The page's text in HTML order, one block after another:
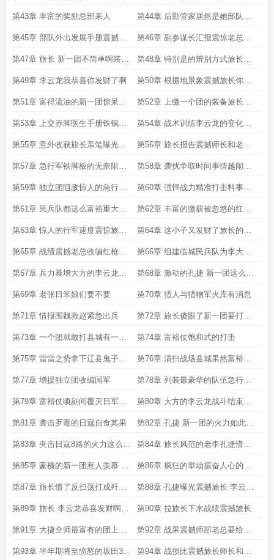
了战绩震撼副参谋长 联队盯上
第43章 丰富的奖励总部来人 第44章 后勤管家居然是她部队扩
编
第45章 部队外出发展手册震撼副
参谋长
第46章 副参谋长汇报震惊老总让
旅长去视察
第47章 旅长 新一团不简单啊装备
水平堪比中央军
第48章 特别是的辨别方式旅长傻
眼了我被缴械了
第49章 李云龙我恭喜你发财了啊 第50章 根据地景象震撼旅长你管
这叫一些机枪
第51章 富得流油的新一团惊呆旅
长
第52章 上缴一个团的装备旅长咱
老李想进步
第53章 上交赤脚医生手册铁锅炖
大鹅征服旅长
第54章 战术训练李云龙的变化刷
新旅长三观
第55章 意外收获旅长亲笔曝光李
云龙
第56章 旅长报告震撼师长和老总
两老的期待
第57章 急行军铁脚板的无奈阻击
破袭
第58章 袭扰争取时间事情越闹越
大了
第59章 独立团阻敌惊人的急行军
总攻开始
第60章 强悍战力精准打击料事如
神的李云龙
第61章 民兵队都这么富裕重大发
现
第62章 丰富的缴获被忽悠的红枪
会要加入
第63章 惊人的行军速度震惊旅长
刚夸完就惹事
第64章 这小子又发财了旅长的袒
护
第65章 战绩震撼老总收编红枪会
的契机李大本事来了
第66章 组建临城民兵队为李大本
事铺路孔捷到访
第67章 兵力暴增大方的李云龙孔
捷懵了
第68章 激动的孔捷 新一团这么富
裕了
第69章 老张日笨娘们要不要 第70章 猎人与猎物军火库有消息
第71章 情报围魏救赵紧急出兵 第72章 旅长傻眼了新一团要打辽
县
第73章 一个团就敢打县城有一个
师岂不是要打太原进攻
第74章 富裕仗饱和式的打击
第75章 雷雷之势拿下辽县鬼子懵
了家被偷了
第76章 清扫战场县城果然富裕意
外之喜
第77章 增援独立团收编国军 第78章 列装最豪华的队伍急行军
增援
第79章 富裕仗顷刻间覆灭日军中
队
第80章 大方的李云龙战斗结束了
772团傻眼了
第81章 袭击歹毒的日寇自食其果 第82章 孔捷 新一团的火力如此强
悍围剿
第83章 夹击日寇8路的火力这么强
悍
第84章 旅长风范的老李孔捷懵了
这是炮兵连
第85章 豪横的新一团惹人羡慕 敌
机来袭
第86章 疯狂的举动振奋人心的创
举形势逆转
第87章 旅长懵了反扫荡打成歼灭
战
第88章 孔捷曝光震撼旅长 李云龙
一个团闹一个炮兵营
第89章 旅长 李云龙恭喜发财啊你
管这叫小财
第90章 拉旅长下水战绩震撼旅长
第91章 大捷全师最富有的团上报
师部
第92章 战果震撼师部老总要给新
一团安排政委
第93章 半年期将至愤怒的坂田386 第94章 战损比震撼旅长师长和老